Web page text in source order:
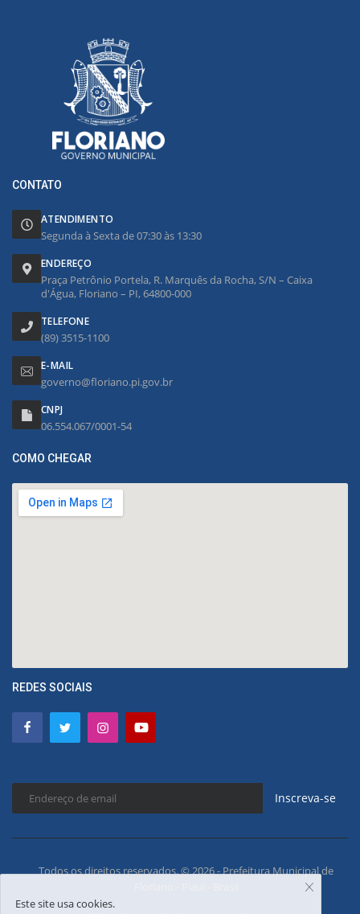
CONTATO
ATENDIMENTO
Segunda à Sexta de 07:30 às 13:30
ENDEREÇO
Praça Petrônio Portela, R. Marquês da Rocha, S/N – Caixa
d'Água, Floriano – PI, 64800-000
TELEFONE
(89) 3515-1100
E-MAIL
governo@floriano.pi.gov.br
CNPJ
06.554.067/0001-54
COMO CHEGAR
REDES SOCIAIS
Inscreva-se
Todos os direitos reservados. © 2026 - Prefeitura Municipal de
Este site usa cookies.